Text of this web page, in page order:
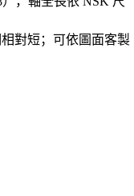
對短；可依圖面客製